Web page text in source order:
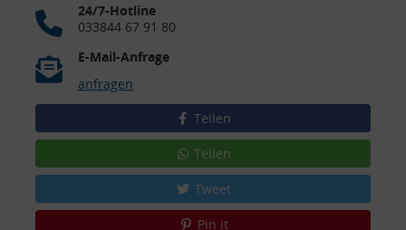
24/7-Hotline
033844 67 91 80
E-Mail-Anfrage
anfragen
Teilen
Teilen
Tweet
Pin it